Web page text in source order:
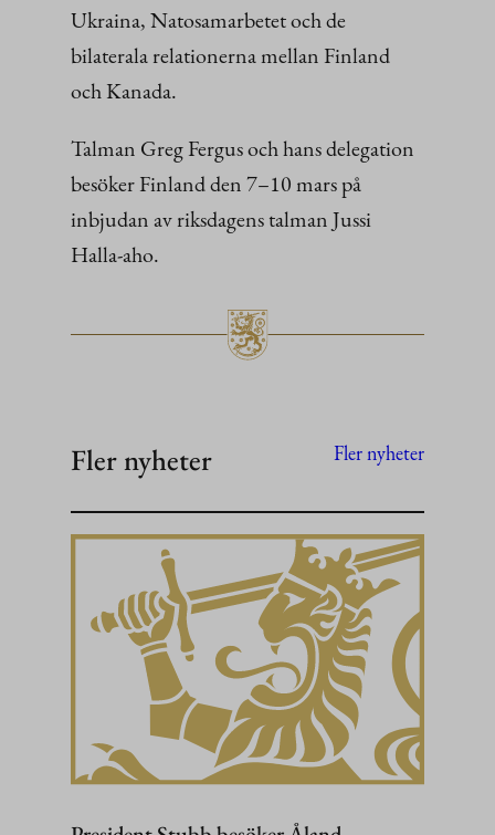
Ukraina, Natosamarbetet och de
bilaterala relationerna mellan Finland
och Kanada.
Talman Greg Fergus och hans delegation
besöker Finland den 7–10 mars på
inbjudan av riksdagens talman Jussi
Halla-aho.
Fler nyheter Fler nyheter